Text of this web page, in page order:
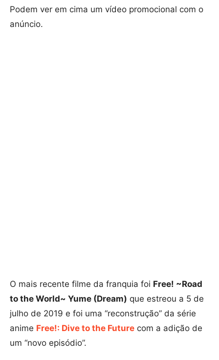
Podem ver em cima um vídeo promocional com o
anúncio.
O mais recente filme da franquia foi Free! ~Road
to the World~ Yume (Dream) que estreou a 5 de
julho de 2019 e foi uma “reconstrução” da série
anime Free!: Dive to the Future com a adição de
um “novo episódio”.